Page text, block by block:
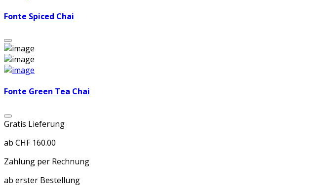
Fonte Spiced Chai
Fonte Green Tea Chai
Gratis Lieferung
ab CHF 160.00
Zahlung per Rechnung
ab erster Bestellung